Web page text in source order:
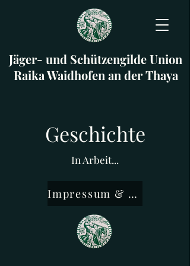
Jäger- und Schützengilde Union
Raika Waidhofen an der Thaya
Geschichte
In Arbeit...
Impressum & Datenschutz